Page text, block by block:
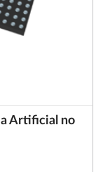
Artificial no